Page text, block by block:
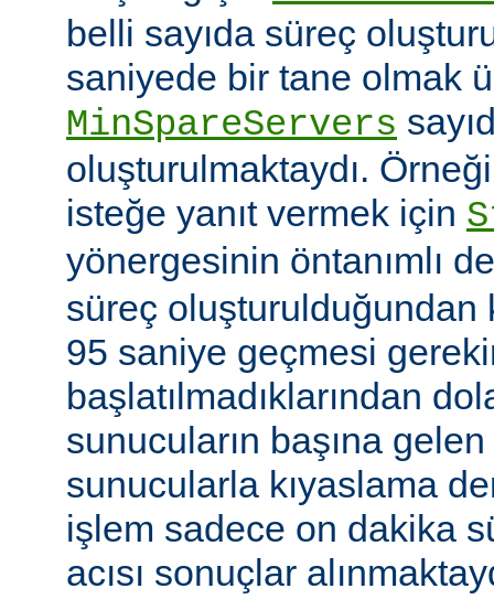
belli sayıda süreç
saniyede bir tane olmak
MinSpareServers
oluşturulmaktaydı.
isteğe yanıt vermek için
yönergesinin öntanımlı
süreç oluşturulduğundan
95 saniye geçmesi
başlatılmadıklarından
sunucuların başına
sunucularla kıyaslama
işlem sadece on dakika
acısı sonuçlar